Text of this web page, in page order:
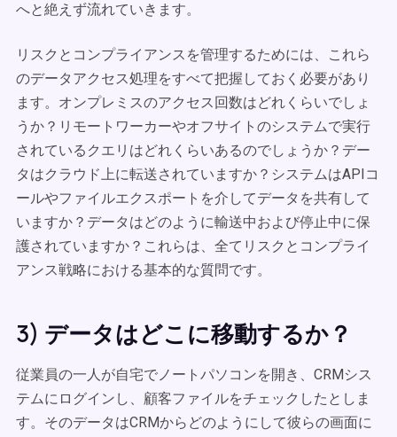
へと絶えず流れていきます。
リスクとコンプライアンスを管理するためには、これら
のデータアクセス処理をすべて把握しておく必要があり
ます。オンプレミスのアクセス回数はどれくらいでしょ
うか？リモートワーカーやオフサイトのシステムで実行
されているクエリはどれくらいあるのでしょうか？デー
タはクラウド上に転送されていますか？システムはAPIコ
ールやファイルエクスポートを介してデータを共有して
いますか？データはどのように輸送中および停止中に保
護されていますか？これらは、全てリスクとコンプライ
アンス戦略における基本的な質問です。
3) データはどこに移動するか？
従業員の一人が自宅でノートパソコンを開き、CRMシス
テムにログインし、顧客ファイルをチェックしたとしま
す。そのデータはCRMからどのようにして彼らの画面に